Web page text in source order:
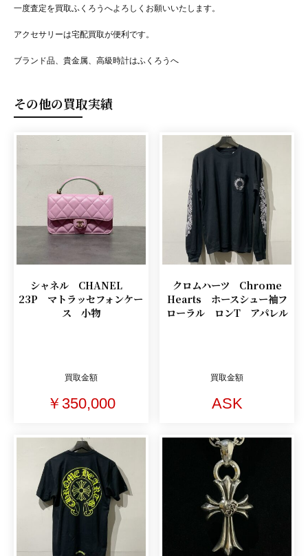
一度査定を買取ふくろうへよろしくお願いいたします。
アクセサリーは宅配買取が便利です。
ブランド品、貴金属、高級時計はふくろうへ
その他の買取実績
シャネル CHANEL
23P マトラッセフォンケー
ス 小物
買取金額
￥350,000
クロムハーツ Chrome
Hearts ホースシュー袖フ
ローラル ロンT アパレル
買取金額
ASK